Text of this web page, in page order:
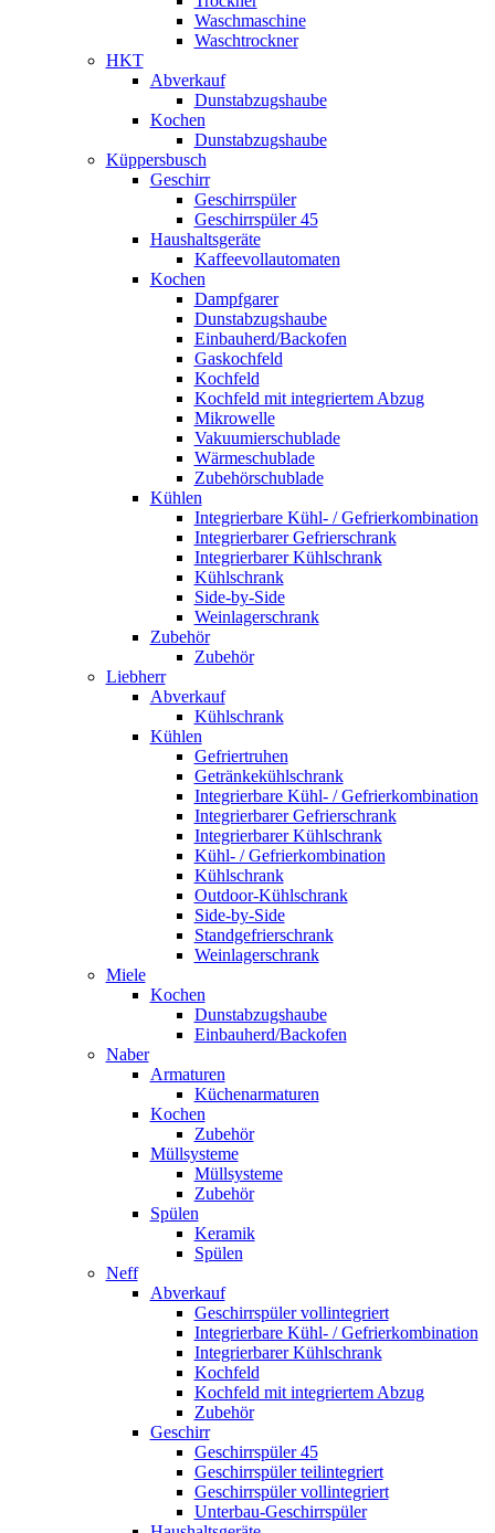
Waschmaschine
Waschtrockner
HKT
Abverkauf
Dunstabzugshaube
Kochen
Dunstabzugshaube
Küppersbusch
Geschirr
Geschirrspüler
Geschirrspüler 45
Haushaltsgeräte
Kaffeevollautomaten
Kochen
Dampfgarer
Dunstabzugshaube
Einbauherd/Backofen
Gaskochfeld
Kochfeld
Kochfeld mit integriertem Abzug
Mikrowelle
Vakuumierschublade
Wärmeschublade
Zubehörschublade
Kühlen
Integrierbare Kühl- / Gefrierkombination
Integrierbarer Gefrierschrank
Integrierbarer Kühlschrank
Kühlschrank
Side-by-Side
Weinlagerschrank
Zubehör
Zubehör
Liebherr
Abverkauf
Kühlschrank
Kühlen
Gefriertruhen
Getränkekühlschrank
Integrierbare Kühl- / Gefrierkombination
Integrierbarer Gefrierschrank
Integrierbarer Kühlschrank
Kühl- / Gefrierkombination
Kühlschrank
Outdoor-Kühlschrank
Side-by-Side
Standgefrierschrank
Weinlagerschrank
Miele
Kochen
Dunstabzugshaube
Einbauherd/Backofen
Naber
Armaturen
Küchenarmaturen
Kochen
Zubehör
Müllsysteme
Müllsysteme
Zubehör
Spülen
Keramik
Spülen
Neff
Abverkauf
Geschirrspüler vollintegriert
Integrierbare Kühl- / Gefrierkombination
Integrierbarer Kühlschrank
Kochfeld
Kochfeld mit integriertem Abzug
Zubehör
Geschirr
Geschirrspüler 45
Geschirrspüler teilintegriert
Geschirrspüler vollintegriert
Unterbau-Geschirrspüler